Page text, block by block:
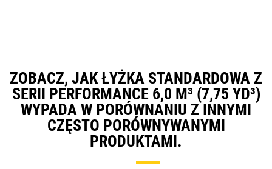
ZOBACZ, JAK ŁYŻKA STANDARDOWA Z
SERII PERFORMANCE 6,0 M³ (7,75 YD³)
WYPADA W PORÓWNANIU Z INNYMI
CZĘSTO PORÓWNYWANYMI
PRODUKTAMI.